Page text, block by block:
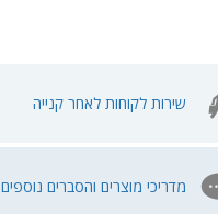
שירות לקוחות לאחר קנייה
מדריכי מוצרים והסברים נוספים